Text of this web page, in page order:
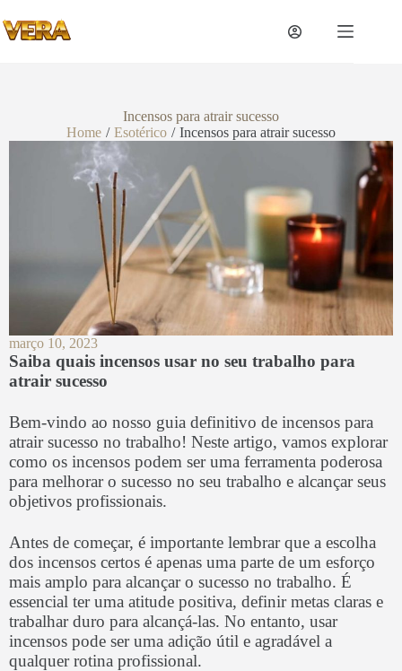
Incensos para atrair sucesso
Home / Esotérico / Incensos para atrair sucesso
março 10, 2023
Saiba quais incensos usar no seu trabalho para
atrair sucesso
Bem-vindo ao nosso guia definitivo de incensos para
atrair sucesso no trabalho! Neste artigo, vamos explorar
como os incensos podem ser uma ferramenta poderosa
para melhorar o sucesso no seu trabalho e alcançar seus
objetivos profissionais.
Antes de começar, é importante lembrar que a escolha
dos incensos certos é apenas uma parte de um esforço
mais amplo para alcançar o sucesso no trabalho. É
essencial ter uma atitude positiva, definir metas claras e
trabalhar duro para alcançá-las. No entanto, usar
incensos pode ser uma adição útil e agradável a
qualquer rotina profissional.